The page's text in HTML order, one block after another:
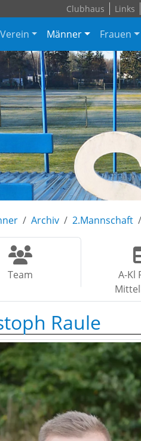
Clubhaus Links
Verein Männer Frauen
Archiv 2.Mannschaft
Team
A-Kl
Raule